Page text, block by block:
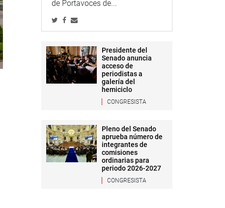
de Portavoces de...
Presidente del
Senado anuncia
acceso de
periodistas a
galería del
hemiciclo
CONGRESISTA
Pleno del Senado
aprueba número de
integrantes de
comisiones
ordinarias para
periodo 2026-2027
CONGRESISTA